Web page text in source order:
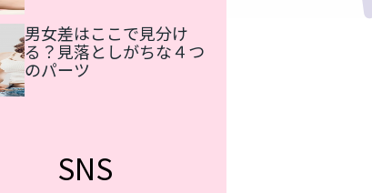
男女差はここで見分け
る？見落としがちな４つ
のパーツ
SNS